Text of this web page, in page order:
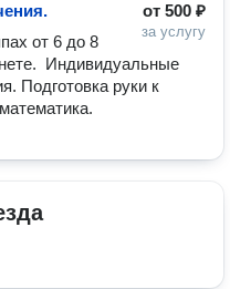
от 500 ₽
за услугу
от 6 до 8
Индивидуальные
Подготовка руки к